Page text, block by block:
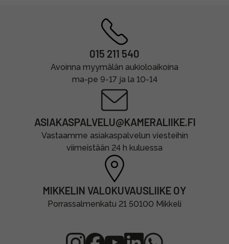
015 211 540
Avoinna myymälän aukioloaikoina
ma-pe 9-17 ja la 10-14
ASIAKASPALVELU@KAMERALIIKE.FI
Vastaamme asiakaspalvelun viesteihin
viimeistään 24 h kuluessa
MIKKELIN VALOKUVAUSLIIKE OY
Porrassalmenkatu 21 50100 Mikkeli